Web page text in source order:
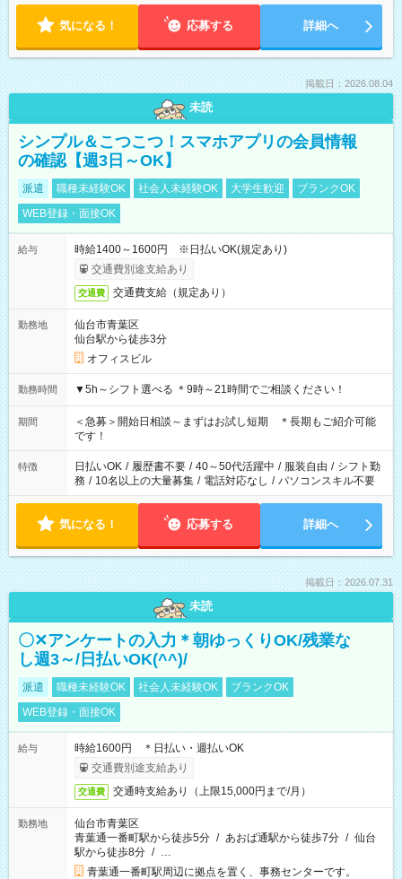
気になる！ 応募する 詳細へ
掲載日：2026.08.04
未読
シンプル＆こつこつ！スマホアプリの会員情報
の確認【週3日～OK】
派遣 職種未経験OK 社会人未経験OK 大学生歓迎
ブランクOK
WEB登録・面接OK
給与
時給1400～1600円 ※日払いOK(規定あり)
交通費別途支給あり
交通費 交通費支給（規定あり）
勤務地
仙台市青葉区
仙台駅から徒歩3分
オフィスビル
勤務時間 ▼5h～シフト選べる ＊9時～21時間でご相談ください！
期間
＜急募＞開始日相談～まずはお試し短期 ＊長期もご紹介可能
です！
特徴 日払いOK / 履歴書不要 / 40～50代活躍中 / 服装自由 / シフト勤
務 / 10名以上の大量募集 / 電話対応なし / パソコンスキル不要
気になる！ 応募する 詳細へ
掲載日：2026.07.31
未読
〇✕アンケートの入力＊朝ゆっくりOK/残業な
し週3～/日払いOK(^^)/
派遣 職種未経験OK 社会人未経験OK
ブランクOK
WEB登録・面接OK
給与
時給1600円 ＊日払い・週払いOK
交通費別途支給あり
交通費 交通時支給あり（上限15,000円まで/月）
勤務地
仙台市青葉区
青葉通一番町駅から徒歩5分 / あおば通駅から徒歩7分 / 仙台
駅から徒歩8分 / …
青葉通一番町駅周辺に拠点を置く、事務センターです。